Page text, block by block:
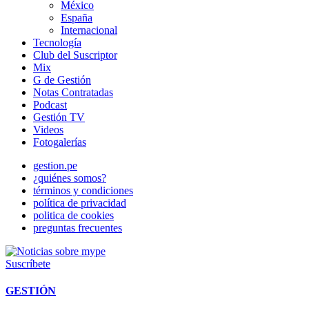
México
España
Internacional
Tecnología
Club del Suscriptor
Mix
G de Gestión
Notas Contratadas
Podcast
Gestión TV
Videos
Fotogalerías
gestion.pe
¿quiénes somos?
términos y condiciones
política de privacidad
politica de cookies
preguntas frecuentes
Suscríbete
GESTIÓN